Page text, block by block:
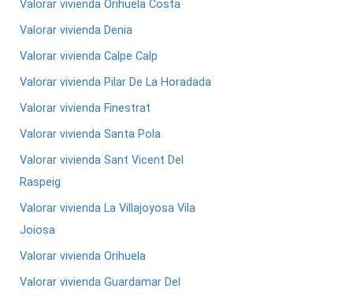
Valorar vivienda Orihuela Costa
Valorar vivienda Denia
Valorar vivienda Calpe Calp
Valorar vivienda Pilar De La Horadada
Valorar vivienda Finestrat
Valorar vivienda Santa Pola
Valorar vivienda Sant Vicent Del
Raspeig
Valorar vivienda La Villajoyosa Vila
Joiosa
Valorar vivienda Orihuela
Valorar vivienda Guardamar Del